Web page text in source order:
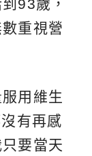
93歲，
重視營
用維生
有再感
要當天